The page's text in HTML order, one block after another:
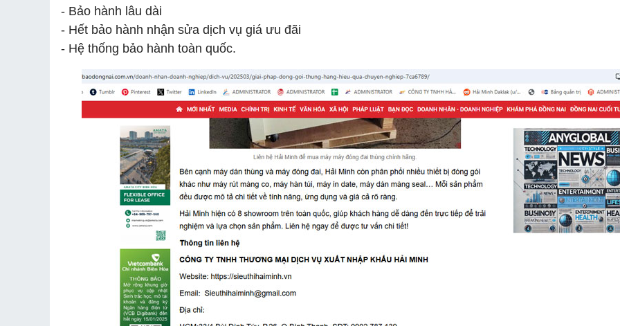
- Bảo hành lâu dài
- Hết bảo hành nhận sửa dịch vụ giá ưu đãi
- Hệ thống bảo hành toàn quốc.